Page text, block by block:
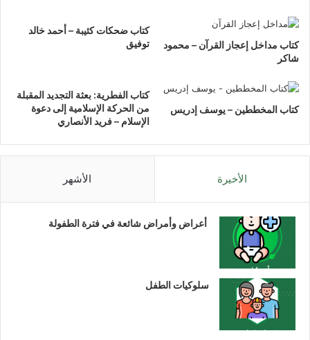
كتاب مداخل إعجاز القرآن – محمود
شاكر
كتاب ضحكات كئيبة – أحمد خالد
توفيق
كتاب المخططين – يوسف إدريس
كتاب الفطرية: بعثة التجديد المقبلة
من الحركة الإسلامية إلى دعوة
الإسلام – فريد الأنصاري
الأخيرة الأشهر
أعراض وأمراض شائعة في فترة الطفولة
سلوكيات الطفل